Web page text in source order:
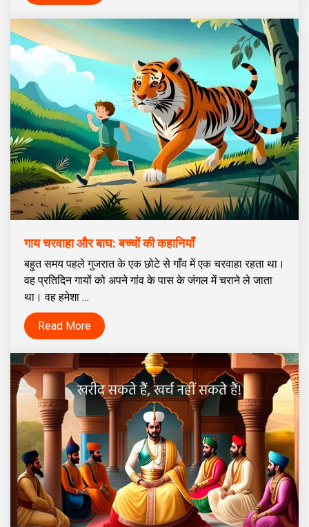
गाय चरवाहा और बाघ: बच्चों की कहानियाँ
बहुत समय पहले गुजरात के एक छोटे से गाँव में एक चरवाहा रहता था।
वह प्रतिदिन गायों को अपने गांव के पास के जंगल में चराने ले जाता
था। वह हमेशा …
Read More